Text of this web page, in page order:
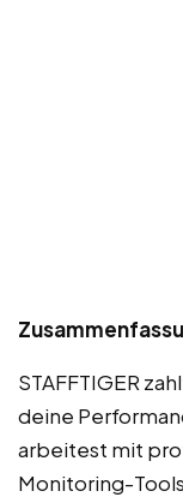
STAFFTIGER
deine
arbeitest mit
Monitoring-